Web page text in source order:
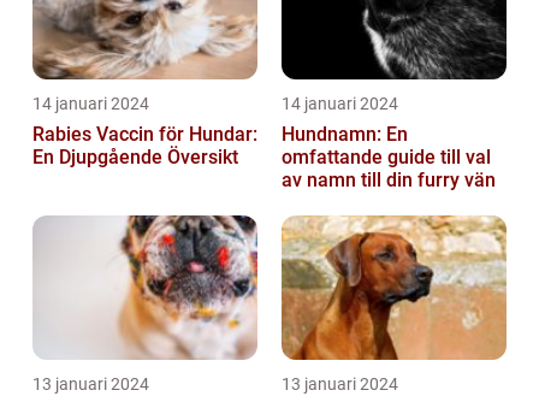
14 januari 2024
Rabies Vaccin för Hundar:
En Djupgående Översikt
14 januari 2024
Hundnamn: En
omfattande guide till val
av namn till din furry vän
13 januari 2024 13 januari 2024